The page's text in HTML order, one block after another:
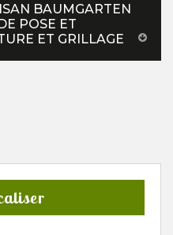
BAUMGARTEN
POSE ET
ET GRILLAGE